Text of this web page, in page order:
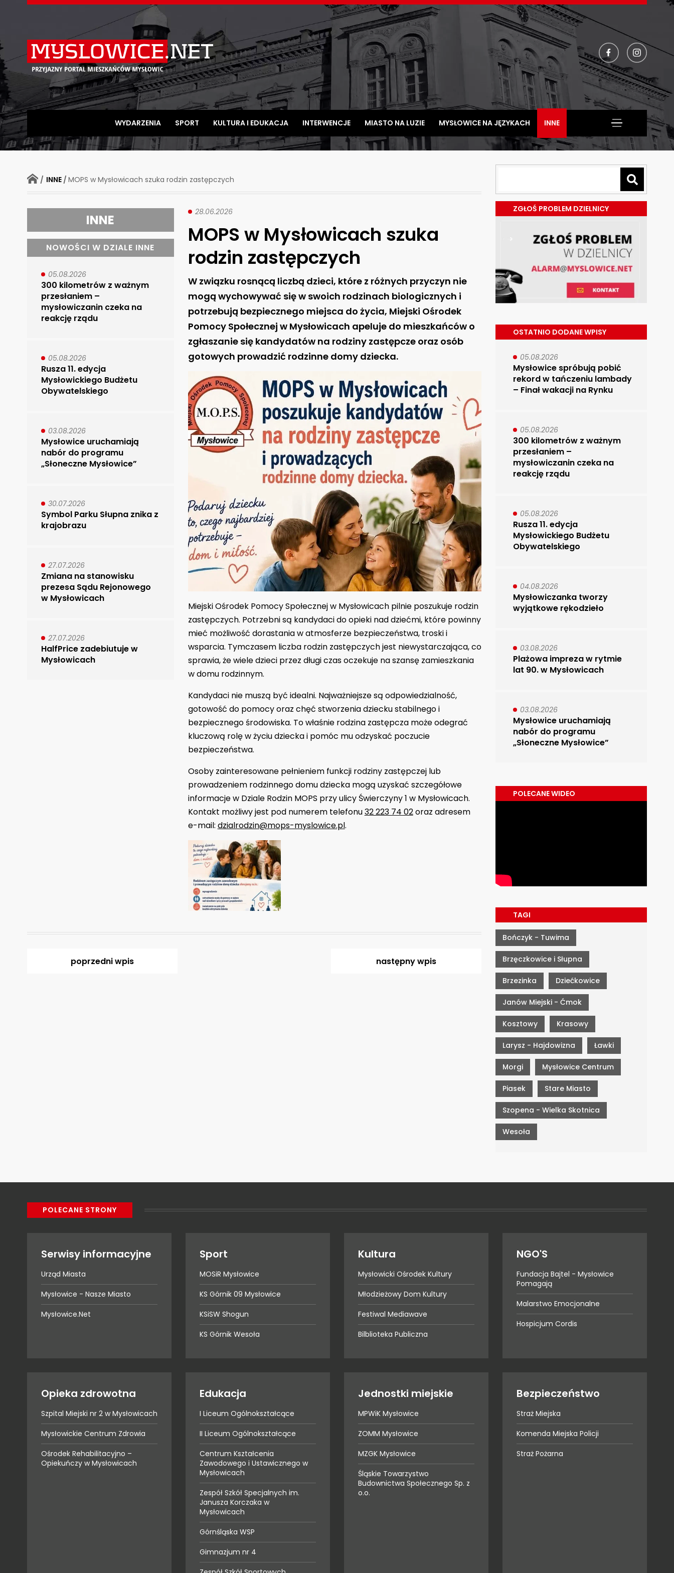
Myslowice.net
-
Przyjazny
portal
mieszkańców
Mysłowic
WYDARZENIA SPORT KULTURA I EDUKACJA INTERWENCJE MIASTO NA LUZIE MYSŁOWICE NA JĘZYKACH INNE
facebookinstagram
STRONA
GŁÓWNA
/ INNE / MOPS w Mysłowicach szuka rodzin zastępczych
INNE
NOWOŚCI W DZIALE INNE
05.08.2026
300 kilometrów z ważnym
przesłaniem –
mysłowiczanin czeka na
reakcję rządu
05.08.2026
Rusza 11. edycja
Mysłowickiego Budżetu
Obywatelskiego
03.08.2026
Mysłowice uruchamiają
nabór do programu
„Słoneczne Mysłowice”
30.07.2026
Symbol Parku Słupna znika z
krajobrazu
27.07.2026
Zmiana na stanowisku
prezesa Sądu Rejonowego
w Mysłowicach
27.07.2026
HalfPrice zadebiutuje w
Mysłowicach
28.06.2026
MOPS w Mysłowicach szuka
rodzin zastępczych
W związku rosnącą liczbą dzieci, które z różnych przyczyn nie
mogą wychowywać się w swoich rodzinach biologicznych i
potrzebują bezpiecznego miejsca do życia, Miejski Ośrodek
Pomocy Społecznej w Mysłowicach apeluje do mieszkańców o
zgłaszanie się kandydatów na rodziny zastępcze oraz osób
gotowych prowadzić rodzinne domy dziecka.
Miejski Ośrodek Pomocy Społecznej w Mysłowicach pilnie poszukuje rodzin
zastępczych. Potrzebni są kandydaci do opieki nad dziećmi, które powinny
mieć możliwość dorastania w atmosferze bezpieczeństwa, troski i
wsparcia. Tymczasem liczba rodzin zastępczych jest niewystarczająca, co
sprawia, że wiele dzieci przez długi czas oczekuje na szansę zamieszkania
w domu rodzinnym.
Kandydaci nie muszą być idealni. Najważniejsze są odpowiedzialność,
gotowość do pomocy oraz chęć stworzenia dziecku stabilnego i
bezpiecznego środowiska. To właśnie rodzina zastępcza może odegrać
kluczową rolę w życiu dziecka i pomóc mu odzyskać poczucie
bezpieczeństwa.
Osoby zainteresowane pełnieniem funkcji rodziny zastępczej lub
prowadzeniem rodzinnego domu dziecka mogą uzyskać szczegółowe
informacje w Dziale Rodzin MOPS przy ulicy Świerczyny 1 w Mysłowicach.
Kontakt możliwy jest pod numerem telefonu32 223 74 02oraz adresem
e-mail: dzialrodzin@mops-myslowice.pl.
poprzedniwpis następnywpis
ZGŁOŚ PROBLEM DZIELNICY
OSTATNIO DODANE WPISY
05.08.2026
Mysłowice spróbują pobić
rekord w tańczeniu lambady
– Finał wakacji na Rynku
05.08.2026
300 kilometrów z ważnym
przesłaniem –
mysłowiczanin czeka na
reakcję rządu
05.08.2026
Rusza 11. edycja
Mysłowickiego Budżetu
Obywatelskiego
04.08.2026
Mysłowiczanka tworzy
wyjątkowe rękodzieło
03.08.2026
Plażowa impreza w rytmie
lat 90. w Mysłowicach
03.08.2026
Mysłowice uruchamiają
nabór do programu
„Słoneczne Mysłowice”
POLECANE WIDEO
TAGI
Bończyk - Tuwima
Brzęczkowice i Słupna
Brzezinka Dziećkowice
Janów Miejski - Ćmok
Kosztowy Krasowy
Larysz - Hajdowizna Ławki
Morgi Mysłowice Centrum
Piasek Stare Miasto
Szopena - Wielka Skotnica
Wesoła
POLECANE STRONY
Serwisy informacyjne
Urząd Miasta
Mysłowice - Nasze Miasto
Mysłowice.Net
Sport
MOSiR Mysłowice
KS Górnik 09 Mysłowice
KSiSW Shogun
KS Górnik Wesoła
Kultura
Mysłowicki Ośrodek Kultury
Młodzieżowy Dom Kultury
Festiwal Mediawave
Bilblioteka Publiczna
NGO'S
Fundacja Bajtel - Mysłowice
Pomagają
Malarstwo Emocjonalne
Hospicjum Cordis
Opieka zdrowotna
Szpital Miejski nr 2 w Mysłowicach
Mysłowickie Centrum Zdrowia
Ośrodek Rehabilitacyjno –
Opiekuńczy w Mysłowicach
Edukacja
I Liceum Ogólnokształcące
II Liceum Ogólnokształcące
Centrum Kształcenia
Zawodowego i Ustawicznego w
Mysłowicach
Zespół Szkół Specjalnych im.
Janusza Korczaka w
Mysłowicach
Górnśląska WSP
Gimnazjum nr 4
Jednostki miejskie
MPWiK Mysłowice
ZOMM Mysłowice
MZGK Mysłowice
Śląskie Towarzystwo
Budownictwa Społecznego Sp. z
o.o.
Bezpieczeństwo
Straż Miejska
Komenda Miejska Policji
Straż Pożarna